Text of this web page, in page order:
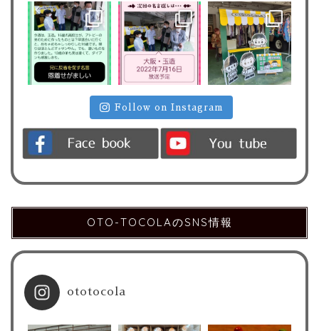
Follow on Instagram
OTO-TOCOLAのSNS情報
ototocola